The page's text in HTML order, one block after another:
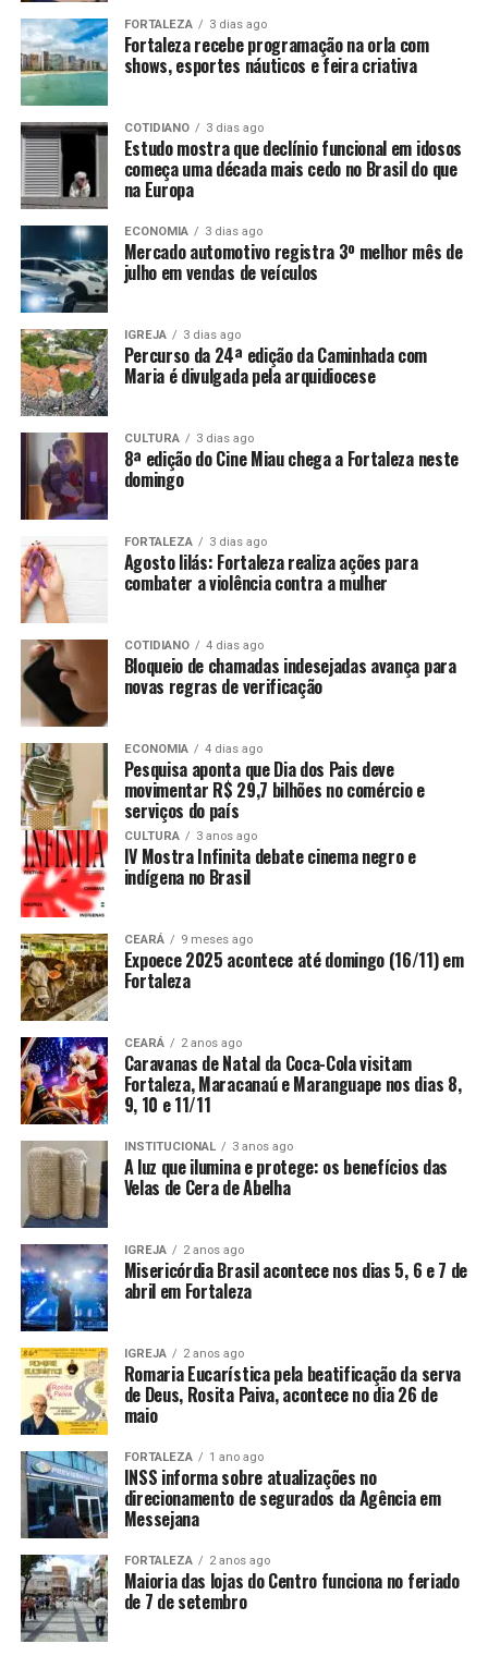
FORTALEZA 3 dias ago
Fortaleza recebe programação na orla com
shows, esportes náuticos e feira criativa
COTIDIANO 3 dias ago
Estudo mostra que declínio funcional em idosos
começa uma década mais cedo no Brasil do que
na Europa
ECONOMIA 3 dias ago
Mercado automotivo registra 3º melhor mês de
julho em vendas de veículos
IGREJA 3 dias ago
Percurso da 24ª edição da Caminhada com
Maria é divulgada pela arquidiocese
CULTURA 3 dias ago
8ª edição do Cine Miau chega a Fortaleza neste
domingo
FORTALEZA 3 dias ago
Agosto lilás: Fortaleza realiza ações para
combater a violência contra a mulher
COTIDIANO 4 dias ago
Bloqueio de chamadas indesejadas avança para
novas regras de verificação
ECONOMIA 4 dias ago
Pesquisa aponta que Dia dos Pais deve
movimentar R$ 29,7 bilhões no comércio e
serviços do país
CULTURA 3 anos ago
IV Mostra Infinita debate cinema negro e
indígena no Brasil
CEARÁ 9 meses ago
Expoece 2025 acontece até domingo (16/11) em
Fortaleza
CEARÁ 2 anos ago
Caravanas de Natal da Coca-Cola visitam
Fortaleza, Maracanaú e Maranguape nos dias 8,
9, 10 e 11/11
INSTITUCIONAL 3 anos ago
A luz que ilumina e protege: os benefícios das
Velas de Cera de Abelha
IGREJA 2 anos ago
Misericórdia Brasil acontece nos dias 5, 6 e 7 de
abril em Fortaleza
IGREJA 2 anos ago
Romaria Eucarística pela beatificação da serva
de Deus, Rosita Paiva, acontece no dia 26 de
maio
FORTALEZA 1 ano ago
INSS informa sobre atualizações no
direcionamento de segurados da Agência em
Messejana
FORTALEZA 2 anos ago
Maioria das lojas do Centro funciona no feriado
de 7 de setembro